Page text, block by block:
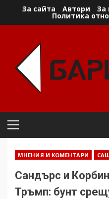
За сайта Автори За
Политика
Primary
МНЕНИЯ И КОМЕНТАРИ
Сандърс и
Тръмп: бунт